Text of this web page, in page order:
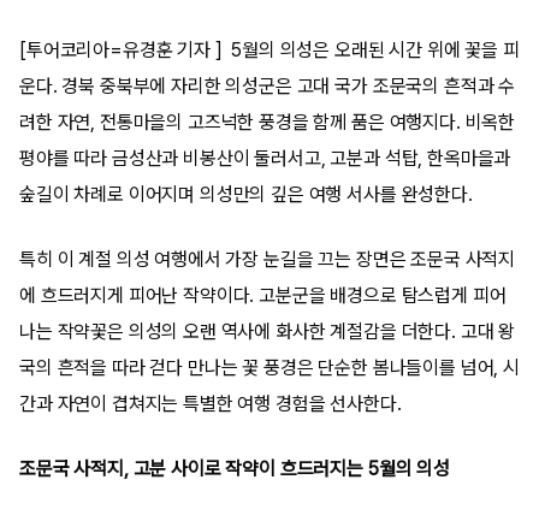
[투어코리아=유경훈 기자 ] 5월의 의성은 오래된 시간 위에 꽃을 피
운다. 경북 중북부에 자리한 의성군은 고대 국가 조문국의 흔적과 수
려한 자연, 전통마을의 고즈넉한 풍경을 함께 품은 여행지다. 비옥한
평야를 따라 금성산과 비봉산이 둘러서고, 고분과 석탑, 한옥마을과
숲길이 차례로 이어지며 의성만의 깊은 여행 서사를 완성한다.
특히 이 계절 의성 여행에서 가장 눈길을 끄는 장면은 조문국 사적지
에 흐드러지게 피어난 작약이다. 고분군을 배경으로 탐스럽게 피어
나는 작약꽃은 의성의 오랜 역사에 화사한 계절감을 더한다. 고대 왕
국의 흔적을 따라 걷다 만나는 꽃 풍경은 단순한 봄나들이를 넘어, 시
간과 자연이 겹쳐지는 특별한 여행 경험을 선사한다.
조문국 사적지, 고분 사이로 작약이 흐드러지는 5월의 의성